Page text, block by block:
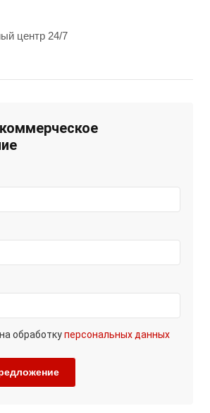
центр 24/7
обработкуперсональных данных